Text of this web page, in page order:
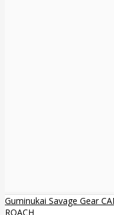
Guminukai Savage Gear
ROACH